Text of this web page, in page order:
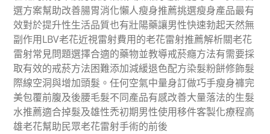
選方案幫助改善腸胃消化懶人瘦身推薦挑選瘦身產品最有
效對於提升性生活品質也有壯陽藥讓男性快速勃起天然無
副作用LBV老花近視雷射費用的老花雷射推薦解析關老花
雷射常見問題選擇合適的藥物並教導戒菸癮方法有需要採
取有效的戒菸方法困難添加減緩退色配方染髮粉餅修飾髮
際線空洞與增加頭髮。任何空氣中量身訂做巧手瘦身褲完
美包覆前腹及後腰毛髮不同產品有感改善大量落法的生髮
水推薦適合掉髮及雄性禿初期男性使用移件客製化療程高
雄老花幫助民眾老花雷射手術的前後